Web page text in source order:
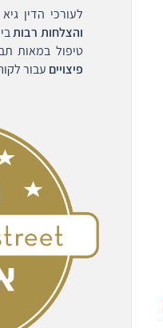
לעורכי הדין
והצלחות רבות
טיפול במאות
פיצויים עבור